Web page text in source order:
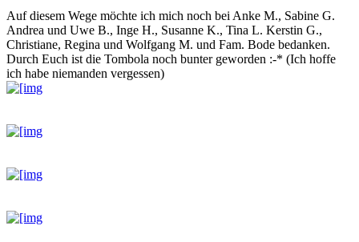
Auf diesem Wege möchte ich mich noch bei Anke M., Sabine G.
Andrea und Uwe B., Inge H., Susanne K., Tina L. Kerstin G.,
Christiane, Regina und Wolfgang M. und Fam. Bode bedanken.
Durch Euch ist die Tombola noch bunter geworden :-* (Ich hoffe
ich habe niemanden vergessen)